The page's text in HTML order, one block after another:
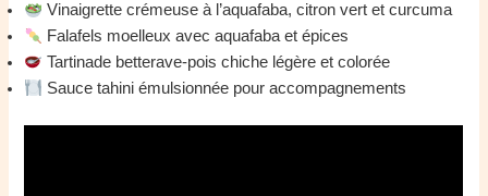
Vinaigrette crémeuse à l’aquafaba, citron vert et curcuma
Falafels moelleux avec aquafaba et épices
Tartinade betterave-pois chiche légère et colorée
Sauce tahini émulsionnée pour accompagnements